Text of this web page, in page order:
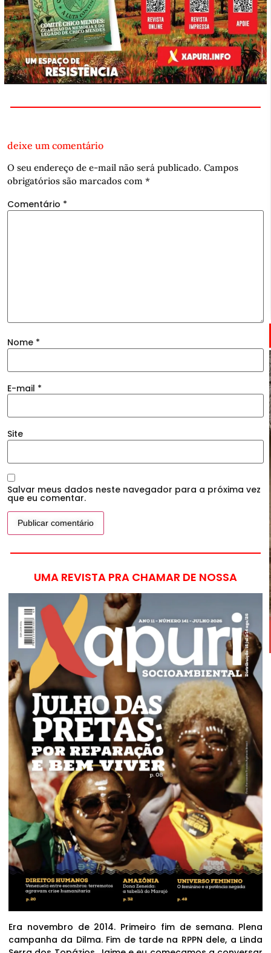
deixe um comentário
O seu endereço de e-mail não será publicado. Campos
obrigatórios são marcados com *
Comentário *
Nome *
E-mail *
Site
Salvar meus dados neste navegador para a próxima vez
que eu comentar.
UMA REVISTA PRA CHAMAR DE NOSSA
Era novembro de 2014. Primeiro fim de semana. Plena
campanha da Dilma. Fim de tarde na RPPN dele, a Linda